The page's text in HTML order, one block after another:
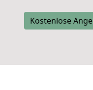
Kostenlose